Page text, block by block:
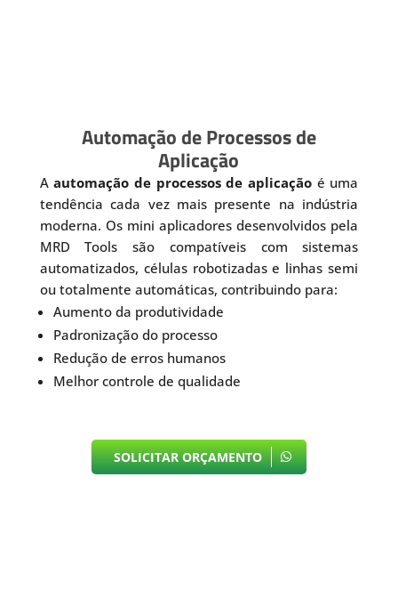
Automação de Processos de
Aplicação
Aautomação de processos de aplicaçãoé uma
tendência cada vez mais presente na indústria
moderna. Os mini aplicadores desenvolvidos pela
MRD Tools são compatíveis com sistemas
automatizados, células robotizadas e linhas semi
ou totalmente automáticas, contribuindo para:
Aumento da produtividade
Padronização do processo
Redução de erros humanos
Melhor controle de qualidade
SOLICITAR ORÇAMENTO